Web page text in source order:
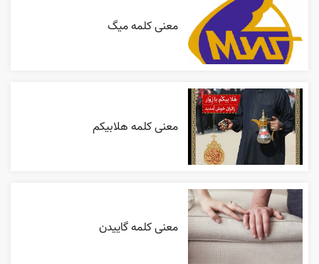
معنی کلمه میگ
معنی کلمه هلابیکم
معنی کلمه گاییدن